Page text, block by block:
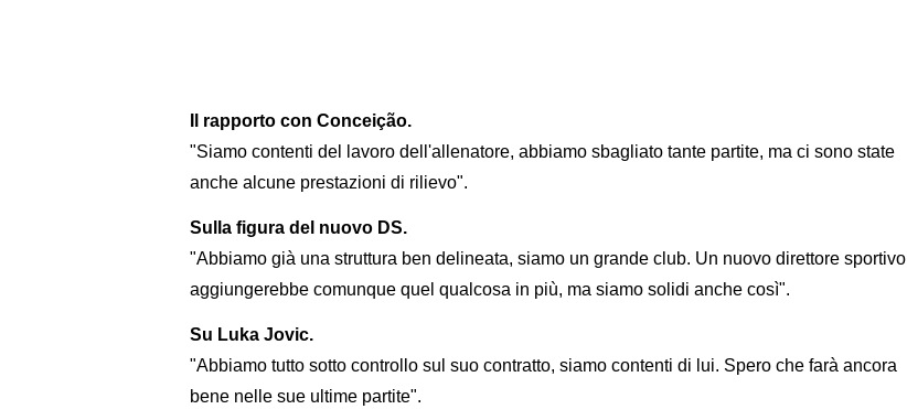
Il rapporto con Conceição.
"Siamo contenti del lavoro dell'allenatore, abbiamo sbagliato tante partite, ma ci sono state
anche alcune prestazioni di rilievo".
Sulla figura del nuovo DS.
"Abbiamo già una struttura ben delineata, siamo un grande club. Un nuovo direttore sportivo
aggiungerebbe comunque quel qualcosa in più, ma siamo solidi anche così".
Su Luka Jovic.
"Abbiamo tutto sotto controllo sul suo contratto, siamo contenti di lui. Spero che farà ancora
bene nelle sue ultime partite".